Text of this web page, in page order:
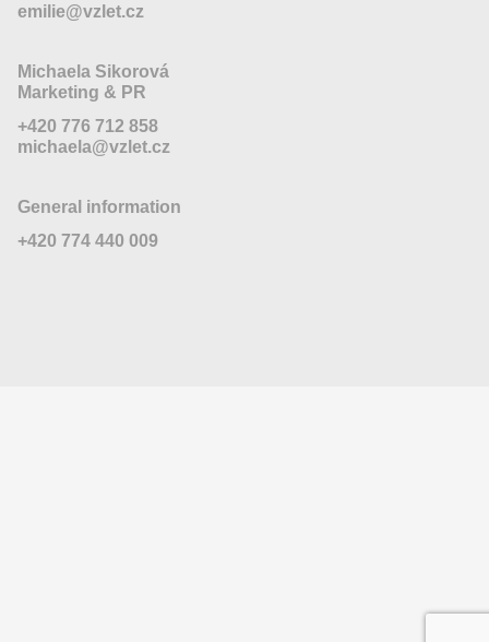
emilie@vzlet.cz
Michaela Sikorová
Marketing & PR
+420 776 712 858
michaela@vzlet.cz
General information
+420 774 440 009